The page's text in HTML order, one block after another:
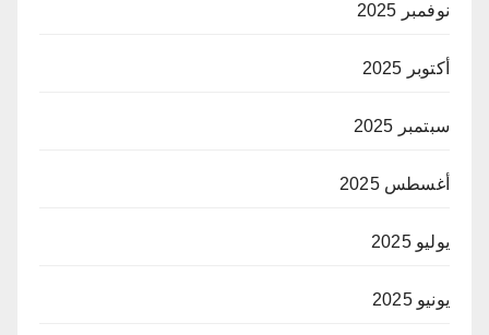
نوفمبر 2025
أكتوبر 2025
سبتمبر 2025
أغسطس 2025
يوليو 2025
يونيو 2025